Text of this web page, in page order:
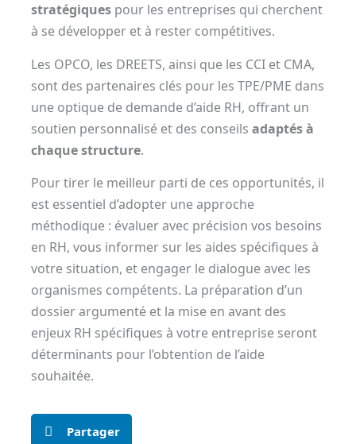
stratégiquespour les entreprises qui cherchent
à se développer et à rester compétitives.
Les OPCO, les DREETS, ainsi que les CCI et CMA,
sont des partenaires clés pour les TPE/PME dans
une optique de demande d’aide RH, offrant un
soutien personnalisé et des conseils adaptés à
chaque structure.
Pour tirer le meilleur parti de ces opportunités, il
est essentiel d’adopter une approche
méthodique : évaluer avec précision vos besoins
en RH, vous informer sur les aides spécifiques à
votre situation, et engager le dialogue avec les
organismes compétents. La préparation d’un
dossier argumenté et la mise en avant des
enjeux RH spécifiques à votre entreprise seront
déterminants pour l’obtention de l’aide
souhaitée.
Partager